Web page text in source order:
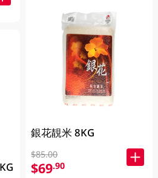
銀花靚米 8KG
$85.00
$69.90